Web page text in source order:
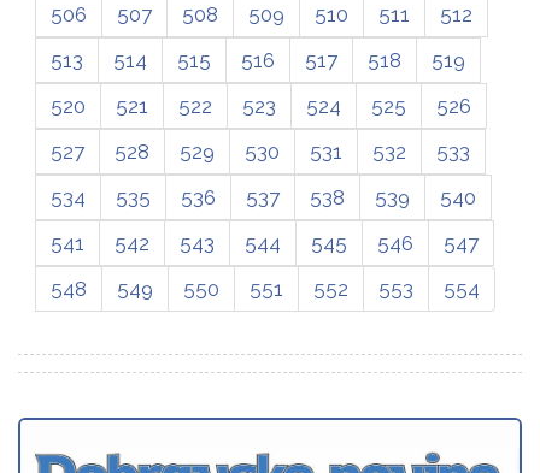
506
507 508 509 510 511
512
513
514 515 516 517 518
519
520
521 522 523 524 525
526
527
528 529 530 531 532
533
534
535 536 537 538 539
540
541
542 543 544 545 546
547
548
549 550 551 552 553 554